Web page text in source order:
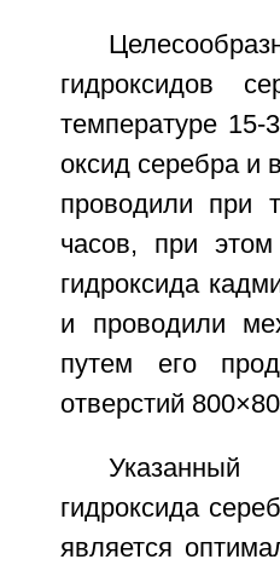
гидроксидов
температуре 15-
оксид серебра и
проводили при
часов, при
гидроксида
и проводили
путем его
отверстий
Указанный
гидроксида
является